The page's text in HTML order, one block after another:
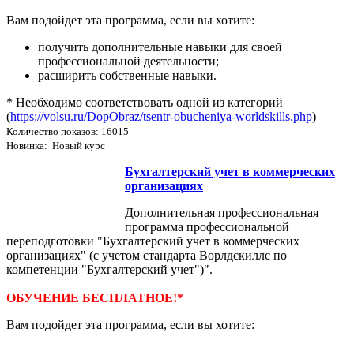
Вам подойдет эта программа, если вы хотите:
получить дополнительные навыки для своей
профессиональной деятельности;
расширить собственные навыки.
* Необходимо соответствовать одной из категорий
(https://volsu.ru/DopObraz/tsentr-obucheniya-worldskills.php)
Количество показов: 16015
Новинка: Новый курс
Бухгалтерский учет в коммерческих
организациях
Дополнительная профессиональная
программа профессиональной
переподготовки "Бухгалтерский учет в коммерческих
организациях" (с учетом стандарта Ворлдскиллс по
компетенции "Бухгалтерский учет")".
ОБУЧЕНИЕ БЕСПЛАТНОЕ!*
Вам подойдет эта программа, если вы хотите: